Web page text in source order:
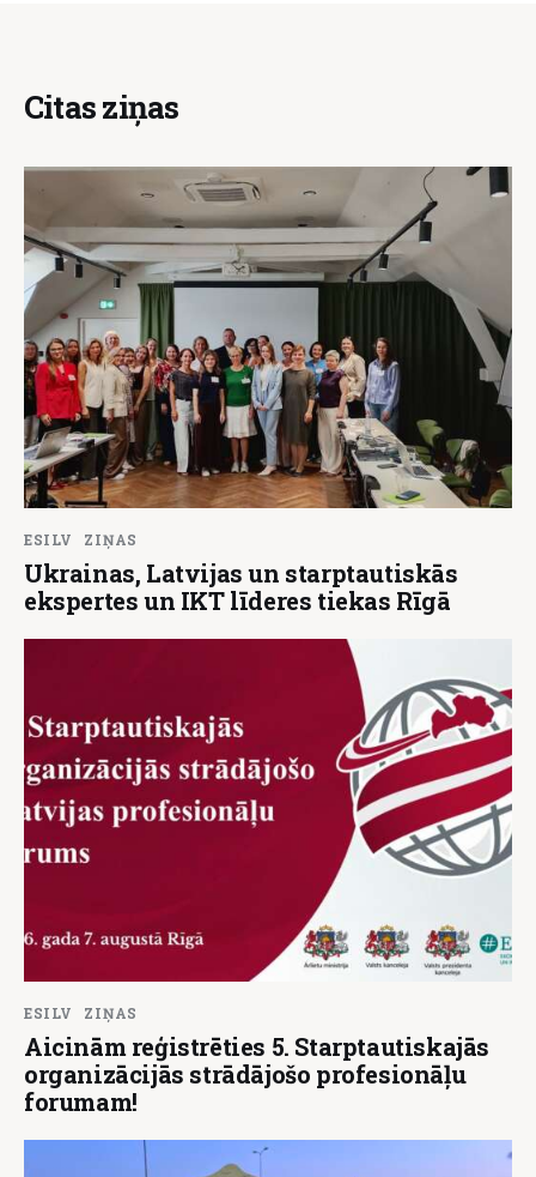
Citas ziņas
ESILV ZIŅAS
Ukrainas, Latvijas un starptautiskās
ekspertes un IKT līderes tiekas Rīgā
ESILV ZIŅAS
Aicinām reģistrēties 5. Starptautiskajās
organizācijās strādājošo profesionāļu
forumam!